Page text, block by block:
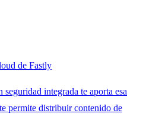
de Fastly
seguridad integrada te aporta esa
permite distribuir contenido de